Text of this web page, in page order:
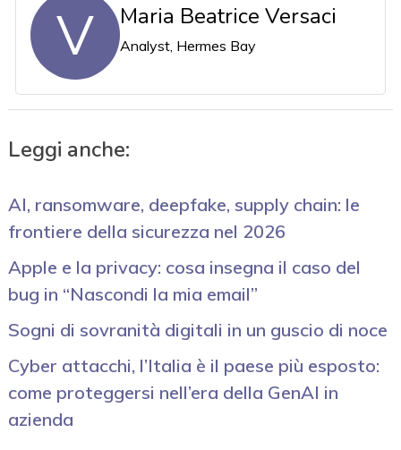
V Maria Beatrice Versaci
Analyst, Hermes Bay
Leggi anche:
AI, ransomware, deepfake, supply chain: le
frontiere della sicurezza nel 2026
Apple e la privacy: cosa insegna il caso del
bug in “Nascondi la mia email”
Sogni di sovranità digitali in un guscio di noce
Cyber attacchi, l’Italia è il paese più esposto:
come proteggersi nell’era della GenAI in
azienda